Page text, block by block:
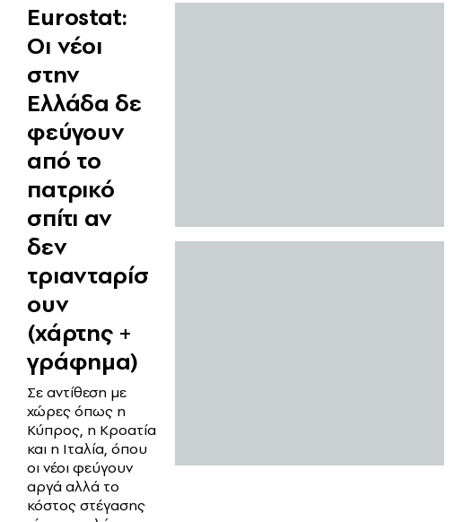
Eurostat:
Οι νέοι
στην
Ελλάδα δε
φεύγουν
από το
πατρικό
σπίτι αν
δεν
τριανταρίσ
ουν
(χάρτης +
γράφημα)
Σε αντίθεση με
χώρες όπως η
Κύπρος, η Κροατία
και η Ιταλία, όπου
οι νέοι φεύγουν
αργά αλλά το
κόστος στέγασης